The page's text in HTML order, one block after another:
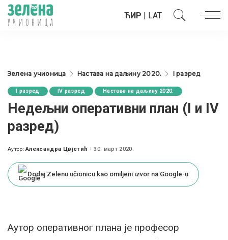
ЋИР | LAT
Зелена учионица Настава на даљину 2020. I разред
I разред IV разред Настава на даљину 2020.
Недељни оперативни план (I и IV
разред)
Posted
Аутор: Александра Цвјетић 30. март 2020.
Dodaj Zelenu učionicu kao omiljeni izvor na Google-u
Аутор оперативног плана је професор